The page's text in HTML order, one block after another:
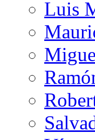
Luis